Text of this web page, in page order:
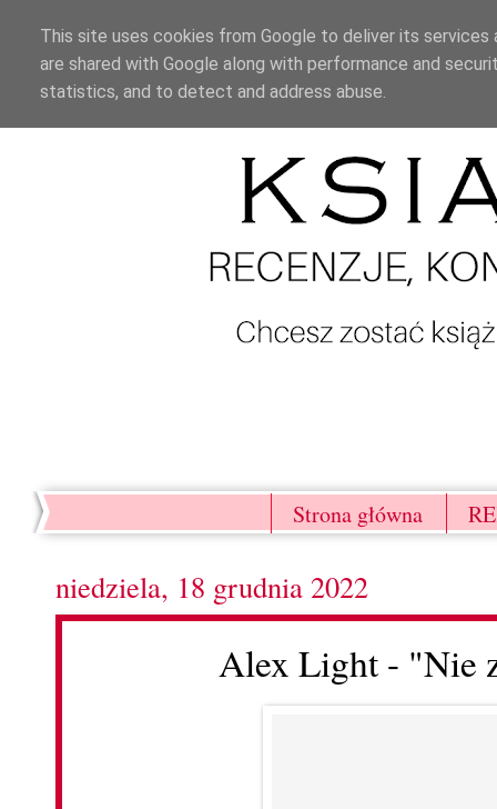
Strona główna
niedziela, 18 grudnia 2022
Alex Light - "Nie
This site uses cookies from Google to deliver its
are shared with Google along with performance and
statistics, and to detect and address abuse.